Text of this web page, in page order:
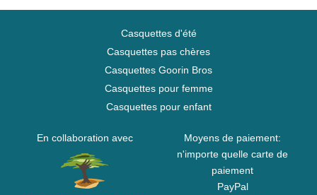
Casquettes d'été
Casquettes pas chères
Casquettes Goorin Bros
Casquettes pour femme
Casquettes pour enfant
En collaboration avec
Moyens de paiement:
n'importe quelle carte de
paiement
PayPal